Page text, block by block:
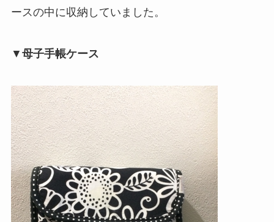
ースの中に収納していました。
▼ 母子手帳ケース